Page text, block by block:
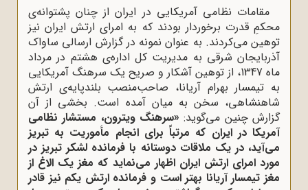
مقامات نظامى آمریکایى در ایران از چنان پشتوانه‌ى
محکمِ قدرت برخوردار بودند که به امراى ارتش ایران نیز
توهین مى‌کردند. به عنوان نمونه در گزارش ارسالى ساواک
آذربایجان شرقى به مدیریت کل اداره‌ى هشتم در مرداد
ماه 1347، از توهین آشکار و صریح یک سرهنگ آمریکایى
به تیمسار بهرام آریانا، صاحب‌منصب بلندپایه‌ى ارتش
شاهنشاهى، سخن به میان آمده است. بخشى از آن
گزارش چنین مى‌گوید: «سرهنگ ویترون، مستشار نظامى
آمریکا در ایران که مرتباً براى انجام مأموریت به تبریز
مى‌آید، در یک ملاقات دوستانه با فرمانده لشکر تبریز در
مورد امراى ارتش ایران اظهار مى‌نماید که مغز یک الاغ از
مغز تیمسار آریانا بهتر است و فرمانده ارتش یکم نیز قادر